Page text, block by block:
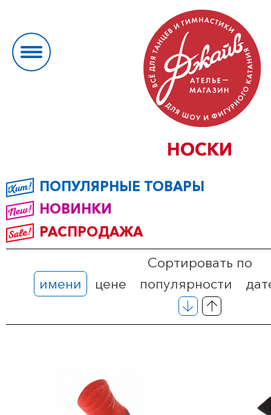
НОСКИ
ПОПУЛЯРНЫЕ ТОВАРЫ
НОВИНКИ
РАСПРОДАЖА
Сортировать по
имени
цене популярности